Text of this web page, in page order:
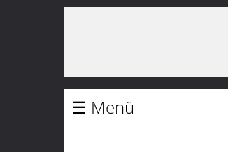
Startseite
Blaulicht
☰